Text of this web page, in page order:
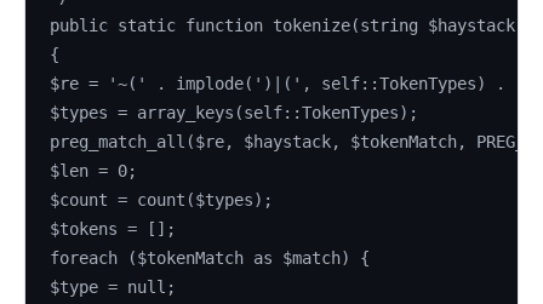
public static function tokenize(string $haystack):
{
$re = '~(' . implode(')|(', self::TokenTypes) .
$types = array_keys(self::TokenTypes);
preg_match_all($re, $haystack, $tokenMatch,
$len = 0;
$count = count($types);
$tokens = [];
foreach ($tokenMatch as $match) {
$type = null;